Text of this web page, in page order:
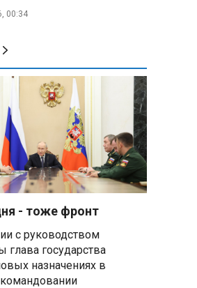
сдалась в плен
Лукашенко:
«услышали батьку» и
пустующие дома в
деревнях
Лукашенко назвал
сельской торговли
и
«просрочкой и
Путин обсудил с
защите инфраструктуры
РФ: «Искандер»
00:34
- тоже фронт
с руководством
глава государства
назначениях в